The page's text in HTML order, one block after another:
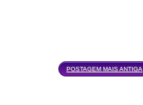
POSTAGEM MAIS ANTIGA